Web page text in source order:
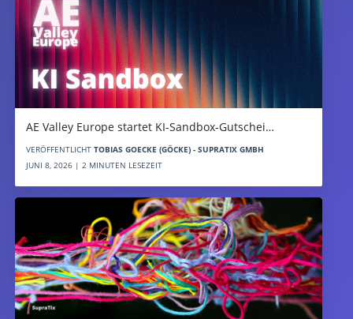
AE Valley Europe startet KI-Sandbox-Gutschei…
VERÖFFENTLICHT TOBIAS GOECKE (GÖCKE) - SUPRATIX GMBH
JUNI 8, 2026 | 2 MINUTEN LESEZEIT